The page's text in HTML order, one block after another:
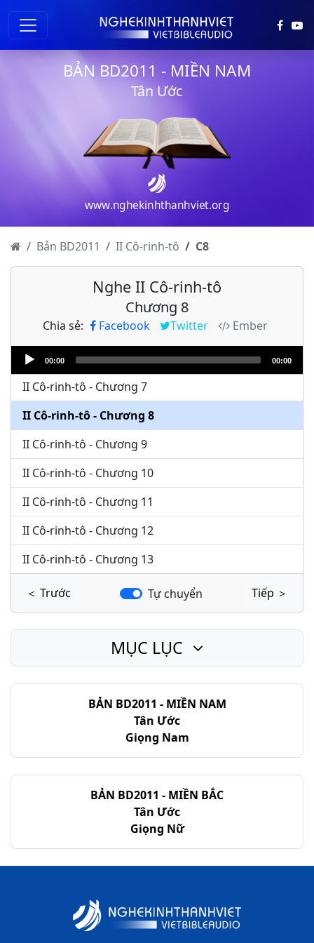
BẢN BD2011 - MIỀN NAM
Tân Ước
www.nghekinhthanhviet.org
Bản BD2011 II Cô-rinh-tô C8
Nghe II Cô-rinh-tô
Chương 8
Chia sẻ: Facebook Twitter
Ember
Audio
Player
00:00 00:00
II Cô-rinh-tô - Chương 1
II Cô-rinh-tô - Chương 2
II Cô-rinh-tô - Chương 3
II Cô-rinh-tô - Chương 4
II Cô-rinh-tô - Chương 5
II Cô-rinh-tô - Chương 6
II Cô-rinh-tô - Chương 7
II Cô-rinh-tô - Chương 8
II Cô-rinh-tô - Chương 9
II Cô-rinh-tô - Chương 10
II Cô-rinh-tô - Chương 11
II Cô-rinh-tô - Chương 12
II Cô-rinh-tô - Chương 13
＜ Trước Tự chuyển Tiếp ＞
BẢN BD2011 - MIỀN NAM
Tân Ước
Giọng Nam
BẢN BD2011 - MIỀN BẮC
Tân Ước
Giọng Nữ
MỤC LỤC